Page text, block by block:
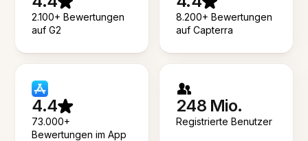
2.100+ Bewertungen
auf G2
8.200+ Bewertungen
auf Capterra
4.4
73.000+
Bewertungen im App
248 Mio.
Registrierte Benutzer